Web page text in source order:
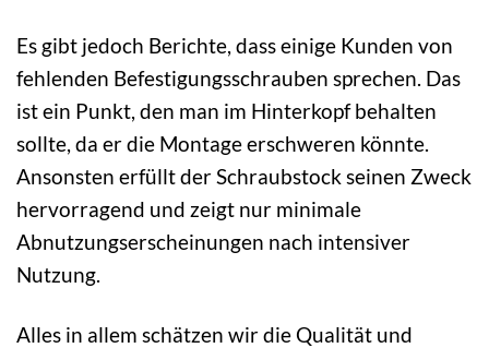
Es gibt jedoch Berichte, dass einige Kunden von
fehlenden Befestigungsschrauben sprechen. Das
ist ein Punkt, den man im Hinterkopf behalten
sollte, da er die Montage erschweren könnte.
Ansonsten erfüllt der Schraubstock seinen Zweck
hervorragend und zeigt nur minimale
Abnutzungserscheinungen nach intensiver
Nutzung.
Alles in allem schätzen wir die Qualität und